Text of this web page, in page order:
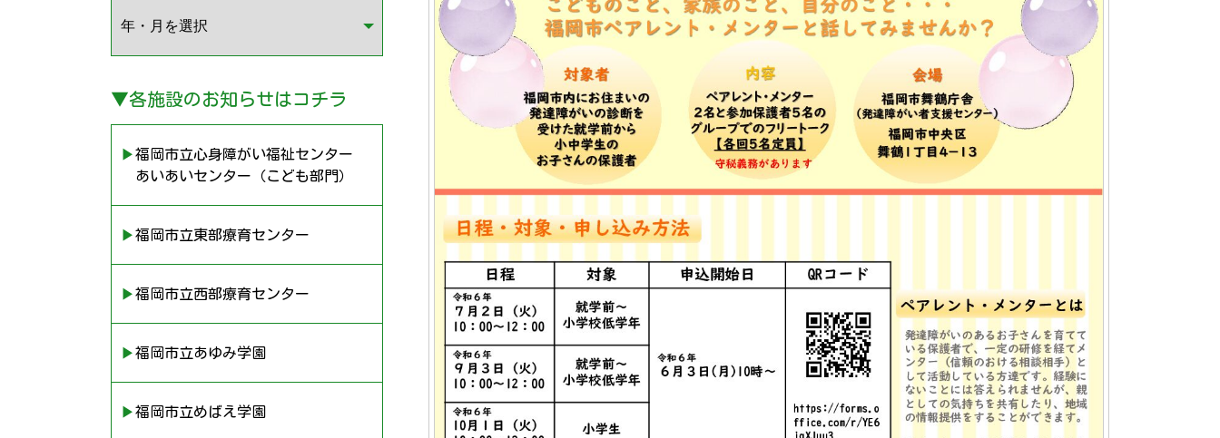
▼各施設のお知らせはコチラ
▶︎福岡市立心身障がい福祉センター
あいあいセンター（こども部門）
▶︎福岡市立東部療育センター
▶︎福岡市立西部療育センター
▶︎福岡市立あゆみ学園
▶︎福岡市立めばえ学園